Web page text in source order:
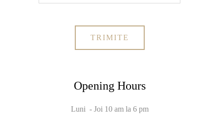
Opening Hours
Luni - Joi 10 am la 6 pm